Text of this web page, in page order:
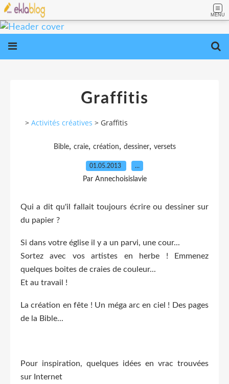
MENU
Graffitis
> Activités créatives > Graffitis
Bible, craie, création, dessiner, versets
01.05.2013 …
Par Annechoisislavie
Qui a dit qu'il fallait toujours écrire ou dessiner sur
du papier ?
Si dans votre église il y a un parvi, une cour...
Sortez avec vos artistes en herbe ! Emmenez
quelques boites de craies de couleur...
Et au travail !
La création en fête ! Un méga arc en ciel ! Des pages
de la Bible...
Pour inspiration, quelques idées en vrac trouvées
sur Internet